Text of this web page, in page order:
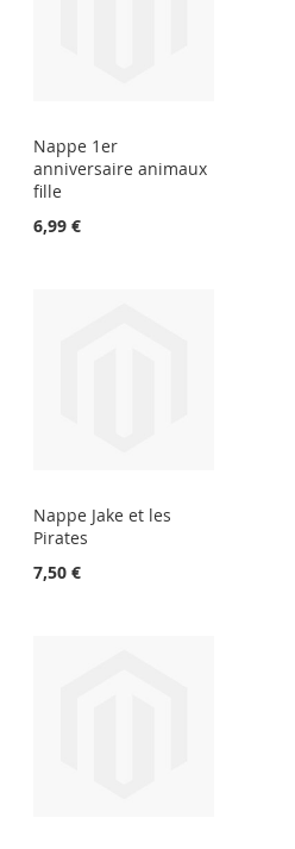
Nappe 1er
anniversaire animaux
fille
6,99 €
Nappe Jake et les
Pirates
7,50 €